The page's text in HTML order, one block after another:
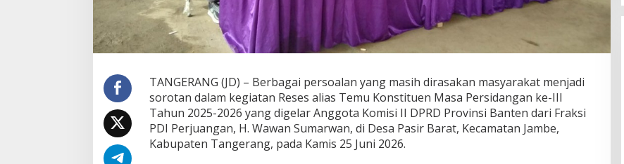
a
n
S
a
a
h
,
P
e
n
TANGERANG (JD) – Berbagai persoalan yang masih dirasakan masyarakat menjadi
sorotan dalam kegiatan Reses alias Temu Konstituen Masa Persidangan ke-III
Tahun 2025-2026 yang digelar Anggota Komisi II DPRD Provinsi Banten dari Fraksi
PDI Perjuangan, H. Wawan Sumarwan, di Desa Pasir Barat, Kecamatan Jambe,
Kabupaten Tangerang, pada Kamis 25 Juni 2026.